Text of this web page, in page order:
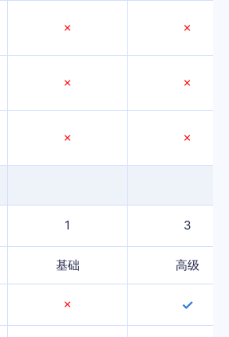
✗ ✗
✗ ✗
✗ ✗
1 3
基础 高级
✗ ✓